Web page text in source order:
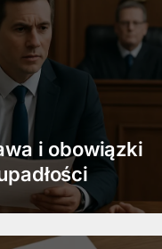
i obowiązki